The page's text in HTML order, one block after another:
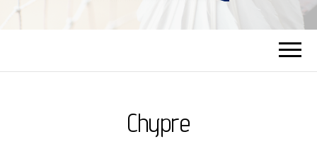
ASSOCIATION
FRANCOPHONIE
DU BADMINTON
Chypre